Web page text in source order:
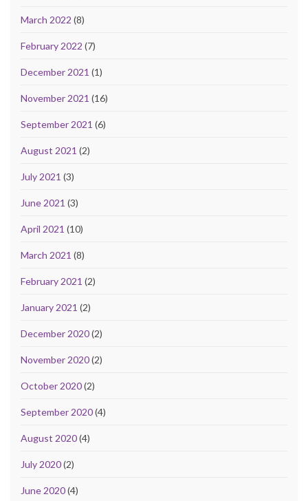
March 2022 (8)
February 2022 (7)
December 2021 (1)
November 2021 (16)
September 2021 (6)
August 2021 (2)
July 2021 (3)
June 2021 (3)
April 2021 (10)
March 2021 (8)
February 2021 (2)
January 2021 (2)
December 2020(2)
November 2020(2)
October 2020(2)
September 2020(4)
August 2020(4)
July 2020(2)
June 2020(4)